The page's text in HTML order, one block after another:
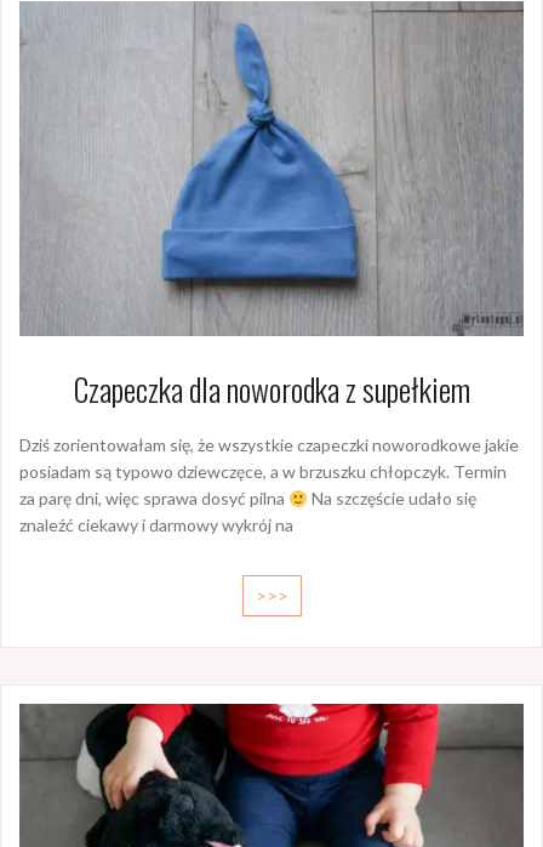
Czapeczka dla noworodka z supełkiem
Dziś zorientowałam się, że wszystkie czapeczki noworodkowe jakie
posiadam są typowo dziewczęce, a w brzuszku chłopczyk. Termin
za parę dni, więc sprawa dosyć pilna
Na szczęście udało się
znaleźć ciekawy i darmowy wykrój na
>>>